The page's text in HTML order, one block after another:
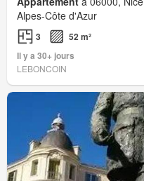
Alpes-Côte d'Azur
3
52 m²
Il y a 30+ jours
LEBONCOIN